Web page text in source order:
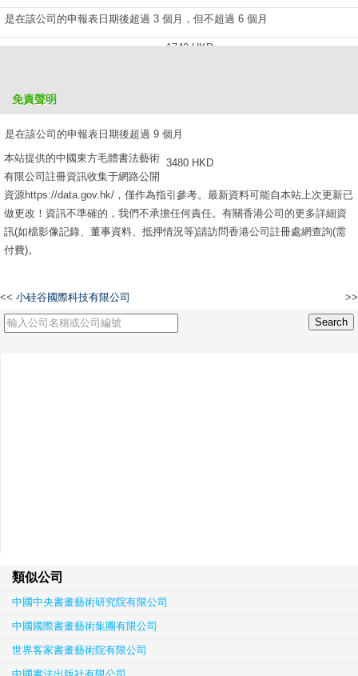
是在該公司的申報表日期後超過 3 個月，但不超過 6 個月
1740 HKD
是在該公司的申報表日期後超過 9 個月
3480 HKD
免責聲明
本站提供的中國東方毛體書法藝術
有限公司註冊資訊收集于網路公開
資源https://data.gov.hk/，僅作為指引參考。最新資料可能自本站上次更新已
做更改！資訊不準確的，我們不承擔任何責任。有關香港公司的更多詳細資
訊(如檔影像記錄、董事資料、抵押情況等)請訪問香港公司註冊處網查詢(需
付費)。
<< 小硅谷國際科技有限公司 >>
類似公司
中國中央書畫藝術研究院有限公司
中國國際書畫藝術集團有限公司
世界客家書畫藝術院有限公司